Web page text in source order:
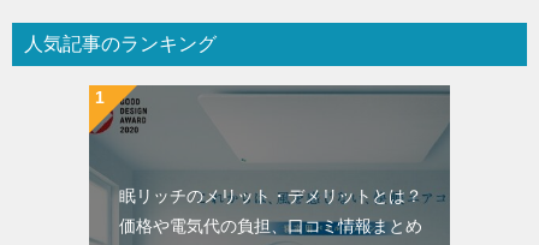
人気記事のランキング
眠リッチのメリット・デメリットとは？
価格や電気代の負担、口コミ情報まとめ